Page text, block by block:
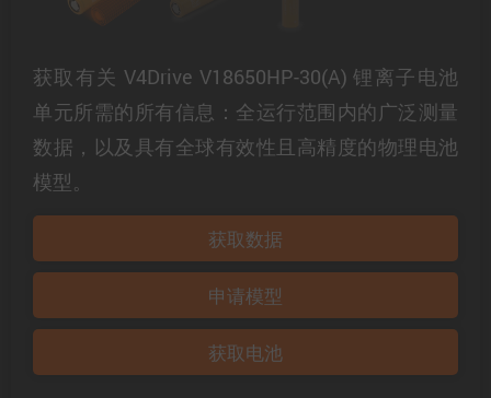
获取有关 V4Drive V18650HP-30(A) 锂离子电池
单元所需的所有信息：全运行范围内的广泛测量
数据，以及具有全球有效性且高精度的物理电池
模型。
获取数据
申请模型
获取电池